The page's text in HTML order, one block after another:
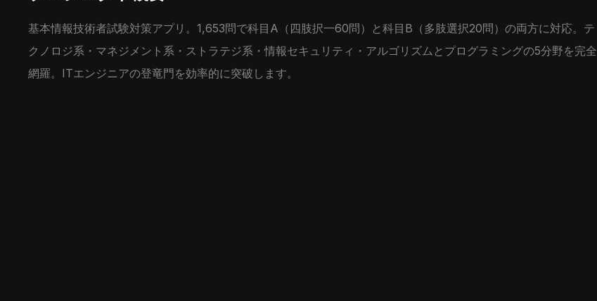
基本情報技術者試験対策アプリ。1,653問で科目A（四肢択一60問）と科目B（多肢選択20問）の両方に対応。テ
クノロジ系・マネジメント系・ストラテジ系・情報セキュリティ・アルゴリズムとプログラミングの5分野を完全
網羅。ITエンジニアの登竜門を効率的に突破します。